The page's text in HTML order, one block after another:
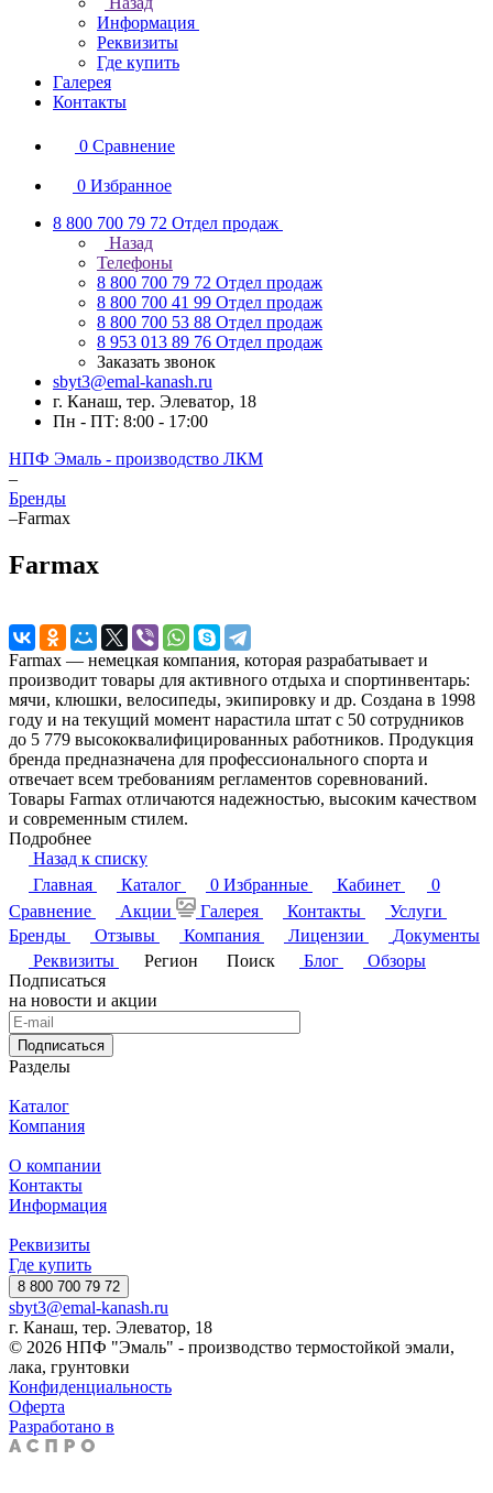
Информация
Реквизиты
Где купить
Галерея
Контакты
0 Сравнение
0 Избранное
8 800 700 79 72 Отдел продаж
Назад
Телефоны
8 800 700 79 72 Отдел продаж
8 800 700 41 99 Отдел продаж
8 800 700 53 88 Отдел продаж
8 953 013 89 76 Отдел продаж
Заказать звонок
sbyt3@emal-kanash.ru
г. Канаш, тер. Элеватор, 18
Пн - ПТ: 8:00 - 17:00
НПФ Эмаль - производство ЛКМ
–
Бренды
–Farmax
Farmax
Farmax — немецкая компания, которая разрабатывает и
производит товары для активного отдыха и спортинвентарь:
мячи, клюшки, велосипеды, экипировку и др. Создана в 1998
году и на текущий момент нарастила штат с 50 сотрудников
до 5 779 высококвалифицированных работников. Продукция
бренда предназначена для профессионального спорта и
отвечает всем требованиям регламентов соревнований.
Товары Farmax отличаются надежностью, высоким качеством
и современным стилем.
Подробнее
Назад к списку
Главная
Каталог 0 Избранные Кабинет
0
Сравнение
Акции Галерея Контакты
Услуги
Бренды
Отзывы Компания Лицензии
Документы
Реквизиты
Регион Поиск Блог
Обзоры
Подписаться
на новости и акции
Подписаться
Разделы
Каталог
Компания
О компании
Контакты
Информация
Реквизиты
Где купить
8 800 700 79 72
sbyt3@emal-kanash.ru
г. Канаш, тер. Элеватор, 18
© 2026 НПФ "Эмаль" - производство термостойкой эмали,
лака, грунтовки
Конфиденциальность
Оферта
Разработано в